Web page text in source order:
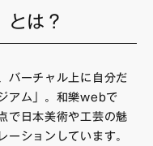
とは？
バーチャル上に自分だ
アム」。和樂webで
で日本美術や工芸の魅
ーションしています。